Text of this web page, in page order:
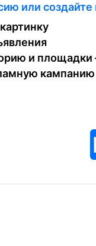
или создайте
и площадки
кампанию